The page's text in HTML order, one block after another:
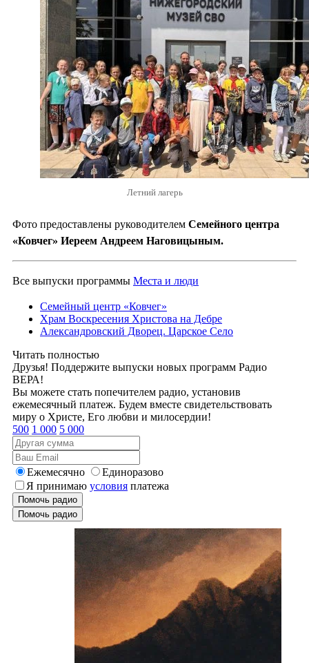
Летний лагерь
Фото предоставлены руководителем Семейного центра
«Ковчег» Иереем Андреем Наговицыным.
Все выпуски программы Места и люди
Семейный центр «Ковчег»
Храм Воскресения Христова на Дебре
Александровский Дворец. Царское Село
Читать полностью
Друзья! Поддержите выпуски новых программ Радио
ВЕРА!
Вы можете стать попечителем радио, установив
ежемесячный платеж. Будем вместе свидетельствовать
миру о Христе, Его любви и милосердии!
500 1 000 5 000
Ежемесячно
Единоразово
Я принимаю условия платежа
Помочь радио
Помочь радио